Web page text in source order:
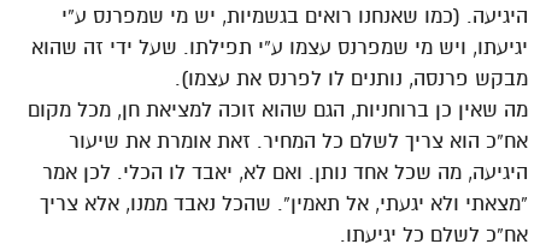
היגיעה. (כמו שאנחנו רואים בגשמיות, יש מי שמפרנס ע”י
יגיעתו, ויש מי שמפרנס עצמו ע”י תפילתו. שעל ידי זה שהוא
מבקש פרנסה, נותנים לו לפרנס את עצמו).
מה שאין כן ברוחניות, הגם שהוא זוכה למציאת חן, מכל מקום
אח”כ הוא צריך לשלם כל המחיר. זאת אומרת את שיעור
היגיעה, מה שכל אחד נותן. ואם לא, יאבד לו הכלי. לכן אמר
“מצאתי ולא יגעתי, אל תאמין”. שהכל נאבד ממנו, אלא צריך
אח”כ לשלם כל יגיעתו.